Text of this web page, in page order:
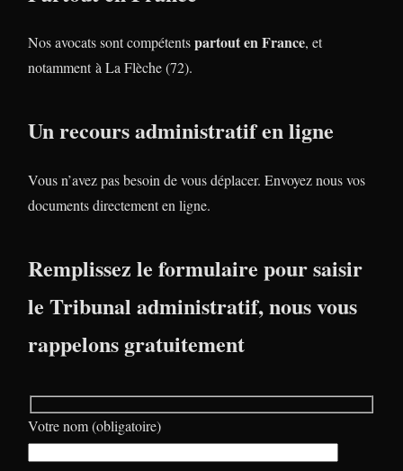
Nos avocats sont compétentspartout en France, et
notamment à La Flèche (72).
Un recours administratif en ligne
Vous n’avez pas besoin de vous déplacer. Envoyez nous vos
documents directement en ligne.
Remplissez le formulaire pour saisir
le Tribunal administratif, nous vous
rappelons gratuitement
Votre nom (obligatoire)